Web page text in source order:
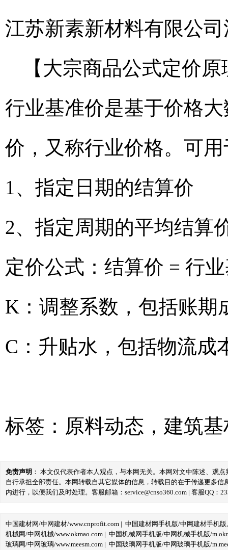
江苏新素新材料有限公司
【大宗商品公式定价
行业基准价是基于价格
价，又称行业价格。可
1、指定日期的结算价
2、指定周期的平均结算
定价公式：结算价 = 行
K：调整系数，包括账期
C：升贴水，包括物流成
标签： 原料动态 ， 建筑基
免责声明 ： 本文仅代表作者本人观点，与本网无关。本网对文中陈述、观
自行承担全部责任。本网转载自其它媒体的信息，转载目的在于传递更多
内进行，以便我们及时处理。客服邮箱：service@cnso360.com | 客服QQ：
中国建材网/中网建材/www.cnprofit.com | 中国建材网手机版/中网建材手机版
机械网/中网机械/www.okmao.com | 中国机械网手机版/中网机械手机版/
玻璃网/中网玻璃/www.meesm.com | 中国玻璃网手机版/中网玻璃手机版/